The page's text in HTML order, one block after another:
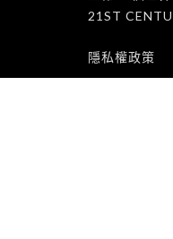
21ST
隱私權政策